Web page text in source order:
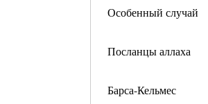
Особенный случай
Посланцы аллаха
Барса-Кельмес